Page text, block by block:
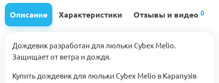
Описание Характеристики Отзывы и видео 0
Дождевик разработан для люльки Cybex Melio.
Защищает от ветра и дождя.
Купить дождевик для люльки Cybex Melio в Карапузів